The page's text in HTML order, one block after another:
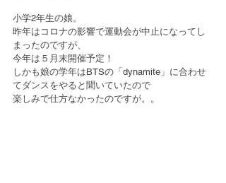
小学2年生の娘。
昨年はコロナの影響で運動会が中止になってし
まったのですが、
今年は５月末開催予定！
しかも娘の学年はBTSの「dynamite」に合わせ
てダンスをやると聞いていたので
楽しみで仕方なかったのですが。。